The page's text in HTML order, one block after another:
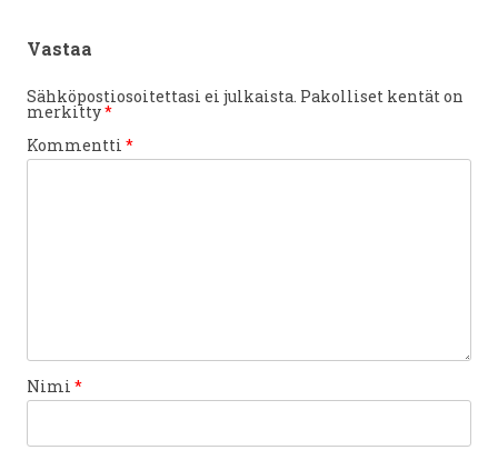
Vastaa
Sähköpostiosoitettasi ei julkaista. Pakolliset kentät on
merkitty*
Kommentti *
Nimi *